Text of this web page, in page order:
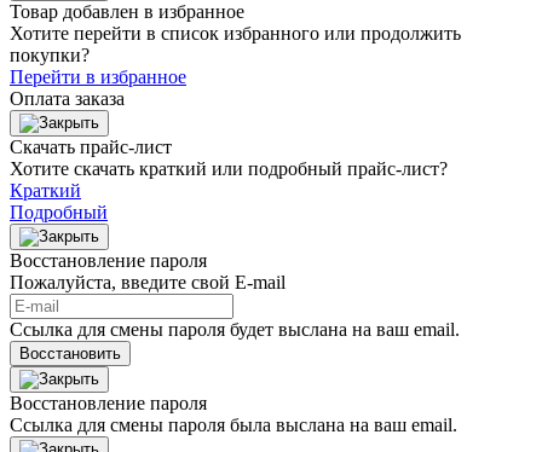
Товар добавлен в избранное
Хотите перейти в список избранного или продолжить
покупки?
Перейти в избранное
Оплата заказа
Скачать прайс-лист
Хотите скачать краткий или подробный прайс-лист?
Краткий
Подробный
Восстановление пароля
Пожалуйста, введите свой E‑mail
Ссылка для смены пароля будет выслана на ваш email.
Восстановить
Восстановление пароля
Ссылка для смены пароля была выслана на ваш email.